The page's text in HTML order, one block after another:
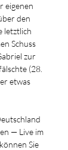
eigenen
den
letztlich
Schuss
zur
(28.
etwas
— Live im
Sie